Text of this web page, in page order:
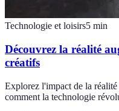
Technologie et loisirs5 min
Découvrez la réalité
créatifs
Explorez l'impact de la
comment la technologie